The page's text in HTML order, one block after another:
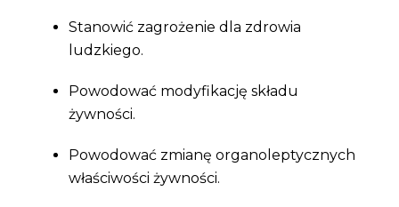
Stanowić zagrożenie dla zdrowia
ludzkiego.
Powodować modyfikację składu
żywności.
Powodować zmianę organoleptycznych
właściwości żywności.